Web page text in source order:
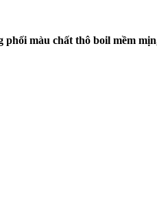
phối màu chất thô boil mềm